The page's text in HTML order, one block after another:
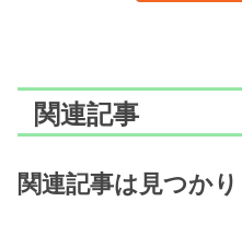
関連記事
関連記事は見つか